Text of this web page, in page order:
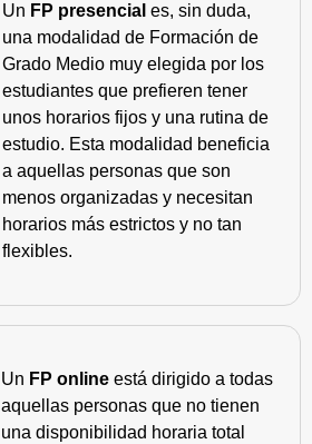
Un FP presencial es, sin duda,
una modalidad de Formación de
Grado Medio muy elegida por los
estudiantes que prefieren tener
unos horarios fijos y una rutina de
estudio. Esta modalidad beneficia
a aquellas personas que son
menos organizadas y necesitan
horarios más estrictos y no tan
flexibles.
Un FP online está dirigido a todas
aquellas personas que no tienen
una disponibilidad horaria total